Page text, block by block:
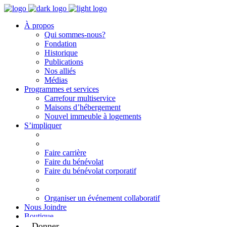
À propos
Qui sommes-nous?
Fondation
Historique
Publications
Nos alliés
Médias
Programmes et services
Carrefour multiservice
Maisons d’hébergement
Nouvel immeuble à logements
S’impliquer
Faire carrière
Faire du bénévolat
Faire du bénévolat corporatif
Organiser un événement collaboratif
Nous Joindre
Boutique